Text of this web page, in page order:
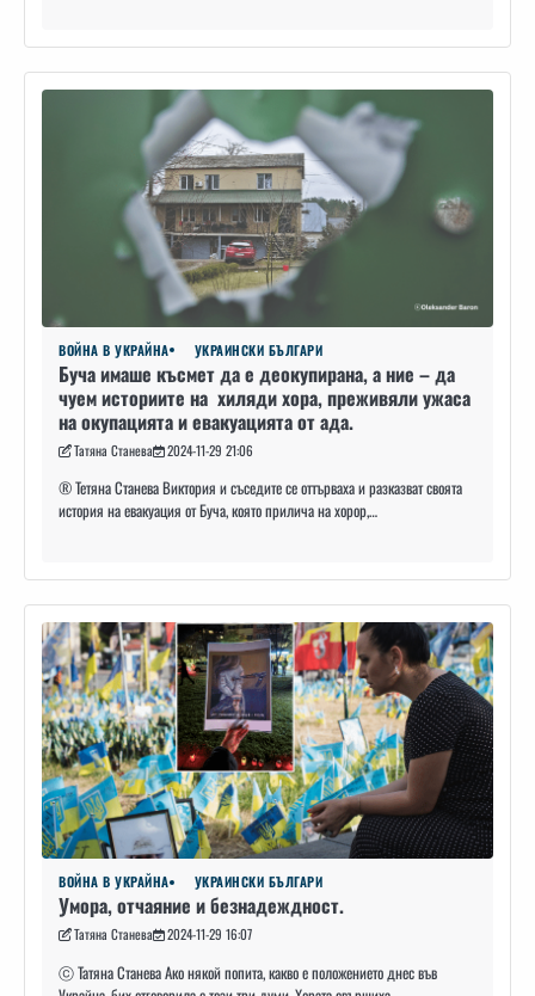
ВОЙНА В УКРАЙНА УКРАИНСКИ БЪЛГАРИ
Буча имаше късмет да е деокупирана, а ние – да
чуем историите на хиляди хора, преживяли ужаса
на окупацията и евакуацията от ада.
Татяна Станева 2024-11-29 21:06
®️ Тетяна Станева Виктория и съседите се оттърваха и разказват своята
история на евакуация от Буча, която прилича на хорор,…
ВОЙНА В УКРАЙНА УКРАИНСКИ БЪЛГАРИ
Умора, отчаяние и безнадеждност.
Татяна Станева 2024-11-29 16:07
ⓒ Татяна Станева Ако някой попита, какво е положението днес във